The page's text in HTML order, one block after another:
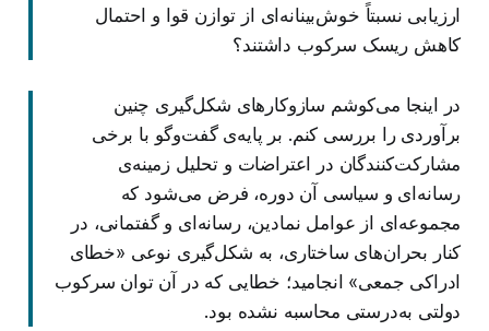
ارزیابی نسبتاً خوش‌بینانه‌ای از توازن قوا و احتمال
کاهش ریسک سرکوب داشتند؟
در اینجا می‌کوشم سازوکارهای شکل‌گیری چنین
برآوردی را بررسی کنم. بر پایه‌ی گفت‌وگو با برخی
مشارکت‌کنندگان در اعتراضات و تحلیل زمینه‌ی
رسانه‌ای و سیاسی آن دوره، فرض می‌شود که
مجموعه‌ای از عوامل نمادین، رسانه‌ای و گفتمانی، در
کنار بحران‌های ساختاری، به شکل‌گیری نوعی «خطای
ادراکی جمعی» انجامید؛ خطایی که در آن توان سرکوب
دولتی به‌درستی محاسبه نشده بود.